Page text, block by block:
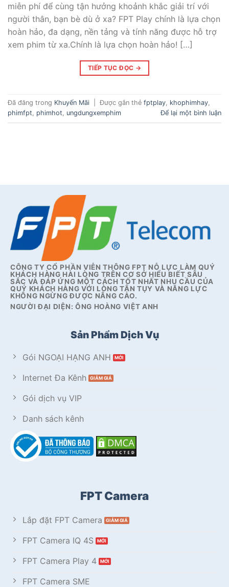
miễn phí để cùng tận hưởng khoảnh khắc giải trí với
người thân, bạn bè dù ở xa? FPT Play chính là lựa chọn
hoàn hảo, đa dạng, nền tảng và tính năng được hỗ trợ
xem phim từ xa.Chính là lựa chọn hoàn hảo! […]
TIẾP TỤC ĐỌC →
Đã đăng trong Khuyến Mãi Được gắn thẻ fptplay, khophimhay,
phimfpt, phimhot, ungdungxemphim Để lại một bình luận
CÔNG TY CỔ PHẦN VIỄN THÔNG FPT NỖ LỰC LÀM QUÝ
KHÁCH HÀNG HÀI LÒNG TRÊN CƠ SỞ HIỂU BIẾT SÂU
SẮC VÀ ĐÁP ỨNG MỘT CÁCH TỐT NHẤT NHU CẦU CỦA
QUÝ KHÁCH HÀNG VỚI LÒNG TẬN TỤY VÀ NĂNG LỰC
KHÔNG NGỪNG ĐƯỢC NÂNG CAO.
NGƯỜI ĐẠI DIỆN: ÔNG HOÀNG VIỆT ANH
Sản Phẩm Dịch Vụ
Gói NGOẠI HẠNG ANH
Internet Đa Kênh
Gói dịch vụ VIP
Danh sách kênh
FPT Camera
Lắp đặt FPT Camera
FPT Camera IQ 4S
FPT Camera Play 4
FPT Camera SME